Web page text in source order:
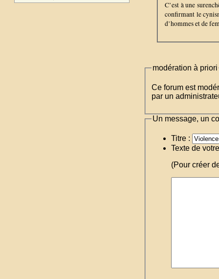
C’est à une
confirmant le
d’hommes et de
modération à priori
Ce forum est
par un
Un message, un
Titre :
Texte de
(Pour créer